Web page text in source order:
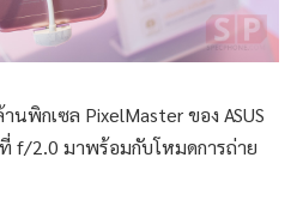
นพิกเซล PixelMaster ของ ASUS
f/2.0 มาพร้อมกับโหมดการถ่าย